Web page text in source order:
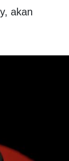
akan